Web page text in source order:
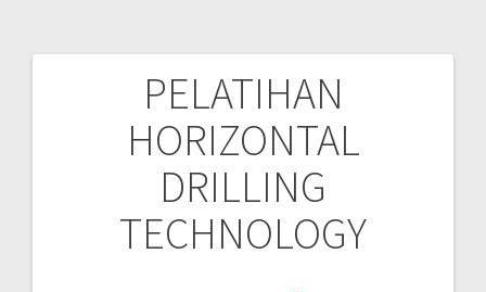
PELATIHAN
HORIZONTAL
DRILLING
TECHNOLOGY